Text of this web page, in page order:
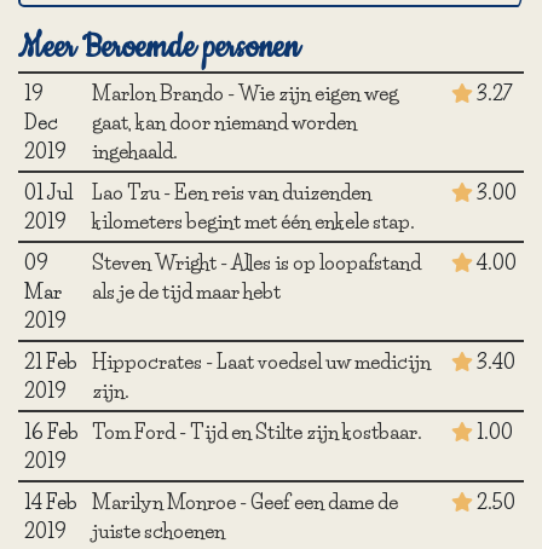
Meer Beroemde personen
19
Dec
2019
Marlon Brando - Wie zijn eigen weg
gaat, kan door niemand worden
ingehaald.
3.27
01 Jul
2019
Lao Tzu - Een reis van duizenden
kilometers begint met één enkele stap.
3.00
09
Mar
2019
Steven Wright - Alles is op loopafstand
als je de tijd maar hebt
4.00
21 Feb
2019
Hippocrates - Laat voedsel uw medicijn
zijn.
3.40
16 Feb
2019
Tom Ford - Tijd en Stilte zijn kostbaar. 1.00
14 Feb
2019
Marilyn Monroe - Geef een dame de
juiste schoenen
2.50